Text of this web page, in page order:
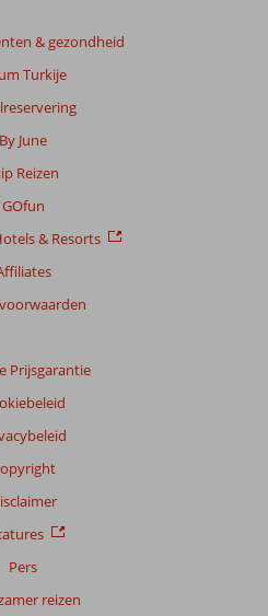
& gezondheid
Turkije
By June
Reizen
GOfun
& Resorts
Prijsgarantie
Pers
reizen